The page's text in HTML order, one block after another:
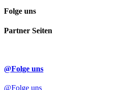
Folge uns
Partner Seiten
@Folge uns
@Folge uns